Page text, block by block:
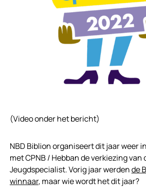
(Video onder het bericht)
NBD Biblion organiseert dit jaar weer
met CPNB / Hebban de verkiezing van
Jeugdspecialist. Vorig jaar werdende
winnaar, maar wie wordt het dit jaar?